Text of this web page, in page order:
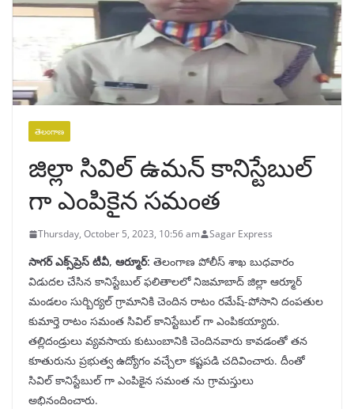
తెలంగాణ
జిల్లా సివిల్ ఉమన్ కానిస్టేబుల్
గా ఎంపికైన సమంత
Thursday, October 5, 2023, 10:56 am Sagar Express
సాగర్ ఎక్స్‌ప్రెస్ టీవీ, ఆర్మూర్: తెలంగాణ పోలీస్ శాఖ బుధవారం
విడుదల చేసిన కానిస్టేబుల్ ఫలితాలలో నిజమాబాద్ జిల్లా ఆర్మూర్
మండలం సుర్బిర్యల్ గ్రామానికి చెందిన రాటం రమేష్-పోసాని దంపతుల
కుమార్తె రాటం సమంత సివిల్ కానిస్టేబుల్ గా ఎంపికయ్యారు.
తల్లిదండ్రులు వ్యవసాయ కుటుంబానికి చెందినవారు కావడంతో తన
కూతురును ప్రభుత్వ ఉద్యోగం వచ్చేలా కష్టపడి చదివించారు. దీంతో
సివిల్ కానిస్టేబుల్ గా ఎంపికైన సమంత ను గ్రామస్తులు
అభినందించారు.